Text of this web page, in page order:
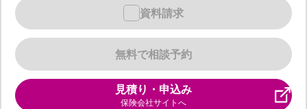
無料で相談予約
資料請求
見積り・申込み
保険会社サイトへ